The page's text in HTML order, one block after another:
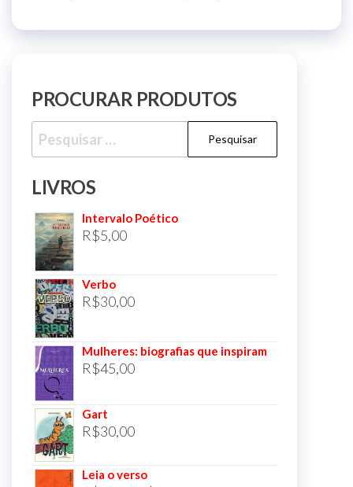
PROCURAR PRODUTOS
Pesquisar
por:
LIVROS
Intervalo Poético
R$5,00
Verbo
R$30,00
Mulheres: biografias que inspiram
R$45,00
Gart
R$30,00
Leia o verso